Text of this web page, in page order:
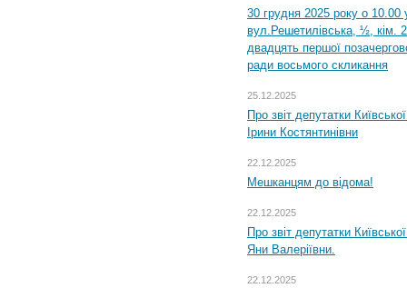
30 грудня 2025 року о 10.00
вул.Решетилівська, ½, кім.
двадцять першої
ради восьмого скликання
25.12.2025
Про звіт депутатки
Ірини Костянтинівни
22.12.2025
Мешканцям до відома!
22.12.2025
Про звіт депутатки
Яни Валеріївни.
22.12.2025